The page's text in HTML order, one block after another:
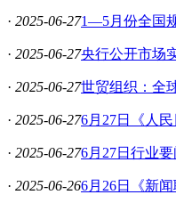
· 2025-06-271—5月份全国
· 2025-06-27央行公开市场
· 2025-06-27世贸组织：全
· 2025-06-276月27日《人
· 2025-06-276月27日行业
· 2025-06-266月26日《新